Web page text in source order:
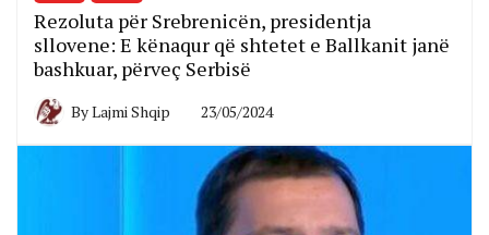
Rezoluta për Srebrenicën, presidentja
sllovene: E kënaqur që shtetet e Ballkanit janë
bashkuar, përveç Serbisë
ByLajmi Shqip 23/05/2024